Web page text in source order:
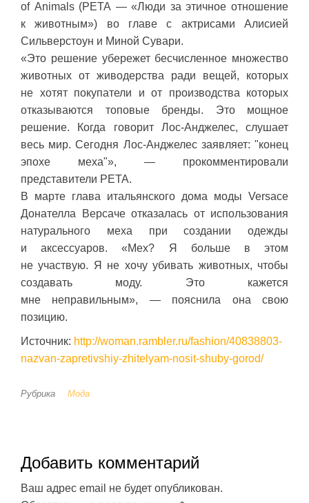
of Animals (PETA — «Люди за этичное отношение
к животным») во главе с актрисами Алисией
Сильверстоун и Миной Сувари.
«Это решение убережет бесчисленное множество
животных от живодерства ради вещей, которых
не хотят покупатели и от производства которых
отказываются топовые бренды. Это мощное
решение. Когда говорит Лос-Анджелес, слушает
весь мир. Сегодня Лос-Анджелес заявляет: "конец
эпохе меха"», — прокомментировали
представители PETA.
В марте глава итальянского дома моды Versace
Донателла Версаче отказалась от использования
натурального меха при создании одежды
и аксессуаров. «Мех? Я больше в этом
не участвую. Я не хочу убивать животных, чтобы
создавать моду. Это кажется
мне неправильным», — пояснила она свою
позицию.
Источник: http://woman.rambler.ru/fashion/40838803-
nazvan-zapretivshiy-zhitelyam-nosit-shuby-gorod/
Рубрика Мода
Добавить комментарий
Ваш адрес email не будет опубликован.